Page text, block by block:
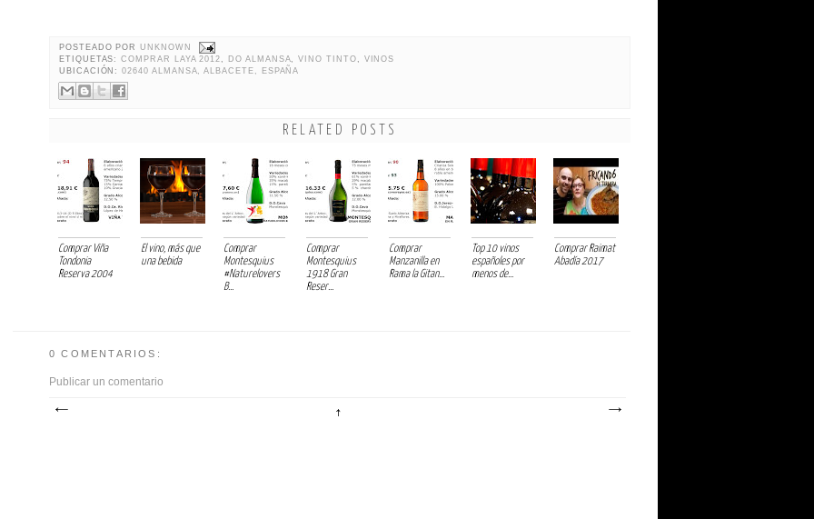
POSTEADO PORUNKNOWN
ETIQUETAS:COMPRAR LAYA 2012, DO ALMANSA,VINO TINTO, VINOS
UBICACIÓN:02640 ALMANSA, ALBACETE, ESPAÑA
RELATED POSTS
Comprar Viña
Tondonia
Reserva 2004
El vino, más que
una bebida
Comprar
Montesquius
#Naturelovers
B...
Comprar
Montesquius
1918 Gran
Reser...
Comprar
Manzanilla en
Rama la Gitan...
Top 10 vinos
españoles por
menos de...
Comprar Raimat
Abadía 2017
0 COMENTARIOS:
Publicar un comentario